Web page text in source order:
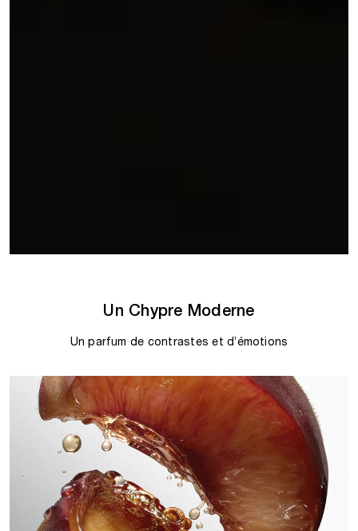
Un Chypre Moderne
Un parfum de contrastes et d’émotions